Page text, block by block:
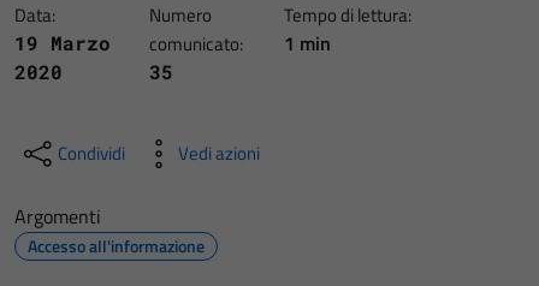
Data:
19 Marzo
2020
Numero
comunicato:
35
Tempo di lettura:
1 min
Condividi Vedi azioni
Argomenti
Accesso all'informazione